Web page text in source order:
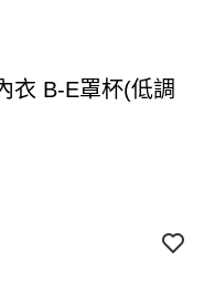
衣 B-E罩杯(低調